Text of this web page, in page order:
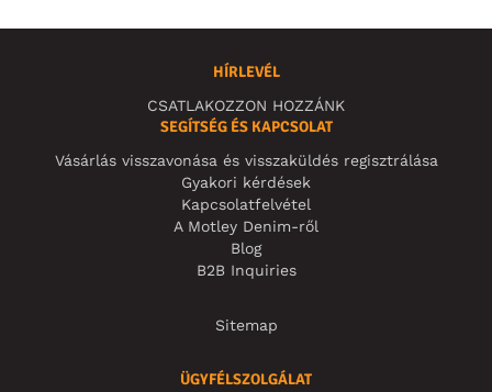
HÍRLEVÉL
CSATLAKOZZON HOZZÁNK
SEGÍTSÉG ÉS KAPCSOLAT
Vásárlás visszavonása és visszaküldés regisztrálása
Gyakori kérdések
Kapcsolatfelvétel
A Motley Denim-ről
Blog
B2B Inquiries
Sitemap
ÜGYFÉLSZOLGÁLAT